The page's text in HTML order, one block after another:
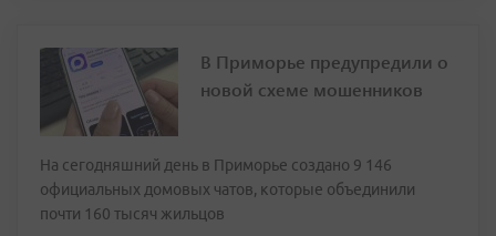
В Приморье предупредили о
новой схеме мошенников
На сегодняшний день в Приморье создано 9 146
официальных домовых чатов, которые объединили
почти 160 тысяч жильцов